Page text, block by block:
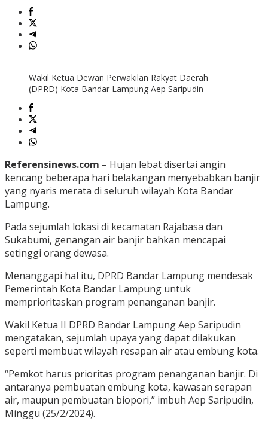
Wakil Ketua Dewan Perwakilan Rakyat Daerah
(DPRD) Kota Bandar Lampung Aep Saripudin
Referensinews.com – Hujan lebat disertai angin
kencang beberapa hari belakangan menyebabkan banjir
yang nyaris merata di seluruh wilayah Kota Bandar
Lampung.
Pada sejumlah lokasi di kecamatan Rajabasa dan
Sukabumi, genangan air banjir bahkan mencapai
setinggi orang dewasa.
Menanggapi hal itu, DPRD Bandar Lampung mendesak
Pemerintah Kota Bandar Lampung untuk
memprioritaskan program penanganan banjir.
Wakil Ketua II DPRD Bandar Lampung Aep Saripudin
mengatakan, sejumlah upaya yang dapat dilakukan
seperti membuat wilayah resapan air atau embung kota.
“Pemkot harus prioritas program penanganan banjir. Di
antaranya pembuatan embung kota, kawasan serapan
air, maupun pembuatan biopori,” imbuh Aep Saripudin,
Minggu (25/2/2024).